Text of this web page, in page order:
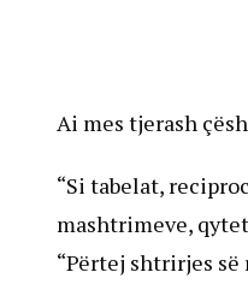
Ai mes tjerash
“Si tabelat,
mashtrimeve,
“Përtej shtrirjes